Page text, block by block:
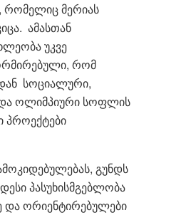
რომელიც მერიას
ამასთან
უკვე
რომ
სოციალური,
ოლიმპიური სოფლის
გუნდს
პასუხისმგებლობა
და ორიენტირებულები